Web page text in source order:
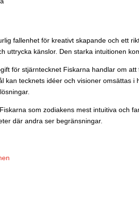
fallenhet för kreativt skapande och ett
uttrycka känslor. Den starka intuitionen
för stjärntecknet Fiskarna handlar om
kan tecknets idéer och visioner omsättas
som zodiakens mest intuitiva och
där andra ser begränsningar.